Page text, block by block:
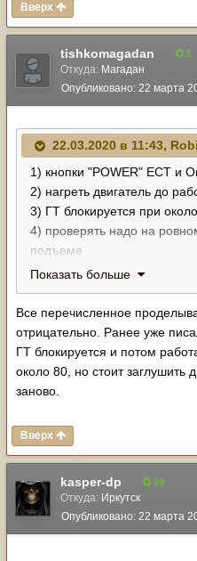
Вверх
tishkomagadan 1
Откуда: Магадан
Опубликовано: 22 марта
22.03.2020 в 11:43,
1) кнопки "POWER" ECT и
2) нагреть двигатель до
3) ГТ блокируется при
4) проверять надо на
подъеме
5) кондеры ЕБУ
6) если не помогает,
Показать больше
Все перечисленное
отрицательно. Ранее уже
ГТ блокируется и потом
около 80, но стоит заглушить
заново.
Вверх
kasper-dp 89
Откуда: Иркутск
Опубликовано: 22 марта